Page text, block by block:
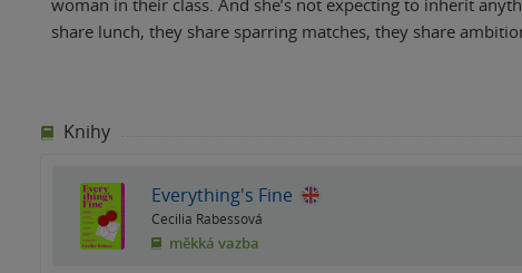
woman in their class. And she’s not expecting to inherit
share lunch, they share sparring matches, they share
Knihy
Everything's Fine
Cecilia Rabessová
měkká vazba